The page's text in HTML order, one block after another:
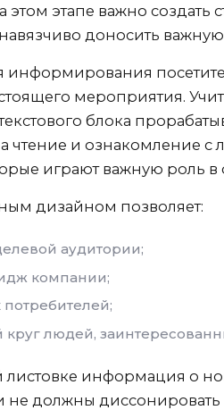
этом этапе важно
доносить
мероприятия.
блока
чтение и ознакомление с
играют важную
дизайном позволяет:
аудитории;
компании;
людей,
листовке информация о
не должны